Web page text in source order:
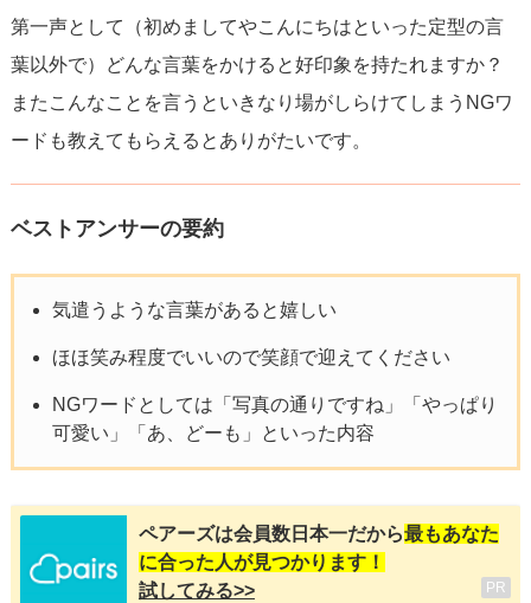
第一声として（初めましてやこんにちはといった定型の言
葉以外で）どんな言葉をかけると好印象を持たれますか？
またこんなことを言うといきなり場がしらけてしまうNGワ
ードも教えてもらえるとありがたいです。
ベストアンサーの要約
気遣うような言葉があると嬉しい
ほほ笑み程度でいいので笑顔で迎えてください
NGワードとしては「写真の通りですね」「やっぱり
可愛い」「あ、どーも」といった内容
ペアーズは会員数日本一だから最もあなた
に合った人が見つかります！
試してみる>>
PR